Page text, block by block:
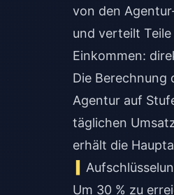
von den
und verteilt
Einkommen:
Die Berechnung
Agentur auf
täglichen
erhält die
Um 30 % zu